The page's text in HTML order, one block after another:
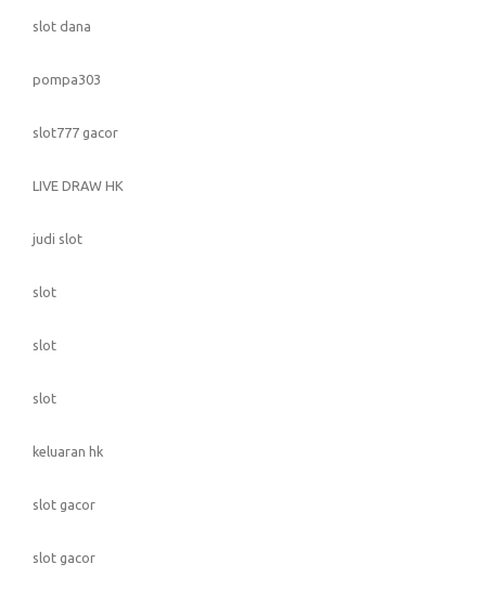
slot dana
pompa303
slot777 gacor
LIVE DRAW HK
judi slot
slot
slot
slot
keluaran hk
slot gacor
slot gacor